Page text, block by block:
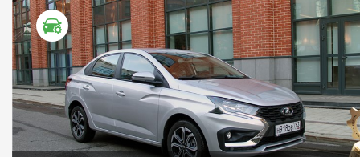
ТЕСТ ДРАЙВ